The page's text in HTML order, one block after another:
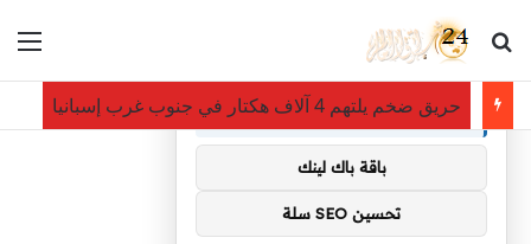
بحث عن
حريق ضخم يلتهم 4 آلاف هكتار في جنوب غرب إسبانيا
توصيات :
باقة متميزة VIP (كود: AA11138):
باقة باك لينك
تحسين SEO سلة